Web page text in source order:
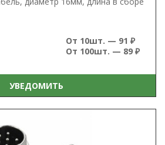
От 10шт. — 91 ₽
От 100шт. — 89 ₽
УВЕДОМИТЬ